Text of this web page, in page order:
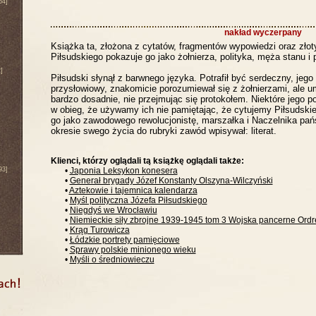
nakład wyczerpany
Książka ta, złożona z cytatów, fragmentów wypowiedzi oraz
Piłsudskiego pokazuje go jako żołnierza, polityka, męża stanu i
Piłsudski słynął z barwnego języka. Potrafił być serdeczny,
przysłowiowy, znakomicie porozumiewał się z żołnierzami, ale
bardzo dosadnie, nie przejmując się protokołem. Niektóre jego
w obieg, że używamy ich nie pamiętając, że cytujemy
go jako zawodowego rewolucjonistę, marszałka i Naczelnika
okresie swego życia do rubryki zawód wpisywał: literat.
Klienci, którzy oglądali tą książkę oglądali także:
• Japonia Leksykon konesera
• Generał brygady Józef Konstanty Olszyna-Wilczyński
•Aztekowie i tajemnica kalendarza
• Myśl polityczna Józefa Piłsudskiego
• Niegdyś we Wrocławiu
• Niemieckie siły zbrojne 1939-1945 tom 3 Wojska pancerne
• Krąg Turowicza
• Łódzkie portrety pamięciowe
• Sprawy polskie minionego wieku
• Myśli o średniowieczu